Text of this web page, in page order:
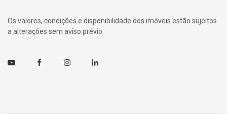
Os valores, condições e disponibilidade dos imóveis estão sujeitos
a alterações sem aviso prévio.
Youtube FacebookInstagramLinkedin